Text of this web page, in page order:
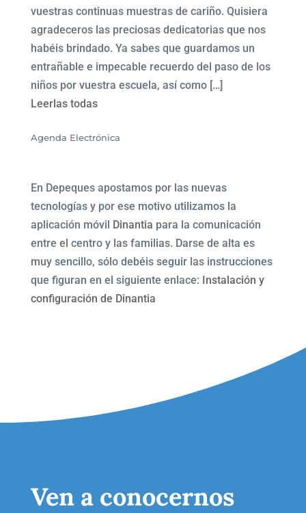
vuestras continuas muestras de cariño. Quisiera
agradeceros las preciosas dedicatorias que nos
habéis brindado. Ya sabes que guardamos un
entrañable e impecable recuerdo del paso de los
niños por vuestra escuela, así como […]
Leerlas todas
Agenda Electrónica
En Depeques apostamos por las nuevas
tecnologías y por ese motivo utilizamos la
aplicación móvil Dinantia para la comunicación
entre el centro y las familias. Darse de alta es
muy sencillo, sólo debéis seguir las instrucciones
que figuran en el siguiente enlace: Instalación y
configuración de Dinantia
Ven a conocernos